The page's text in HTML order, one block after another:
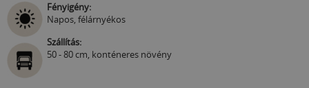
Fényigény:
Napos, félárnyékos
Szállítás:
50 - 80 cm, konténeres növény